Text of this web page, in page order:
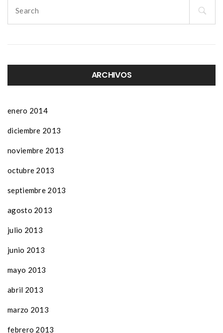
for:
ARCHIVOS
enero 2014
diciembre 2013
noviembre 2013
octubre 2013
septiembre 2013
agosto 2013
julio 2013
junio 2013
mayo 2013
abril 2013
marzo 2013
febrero 2013